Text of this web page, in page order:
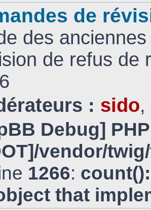
de
des
de refus de
: sido,
Debug]
vendor/
1266:
that